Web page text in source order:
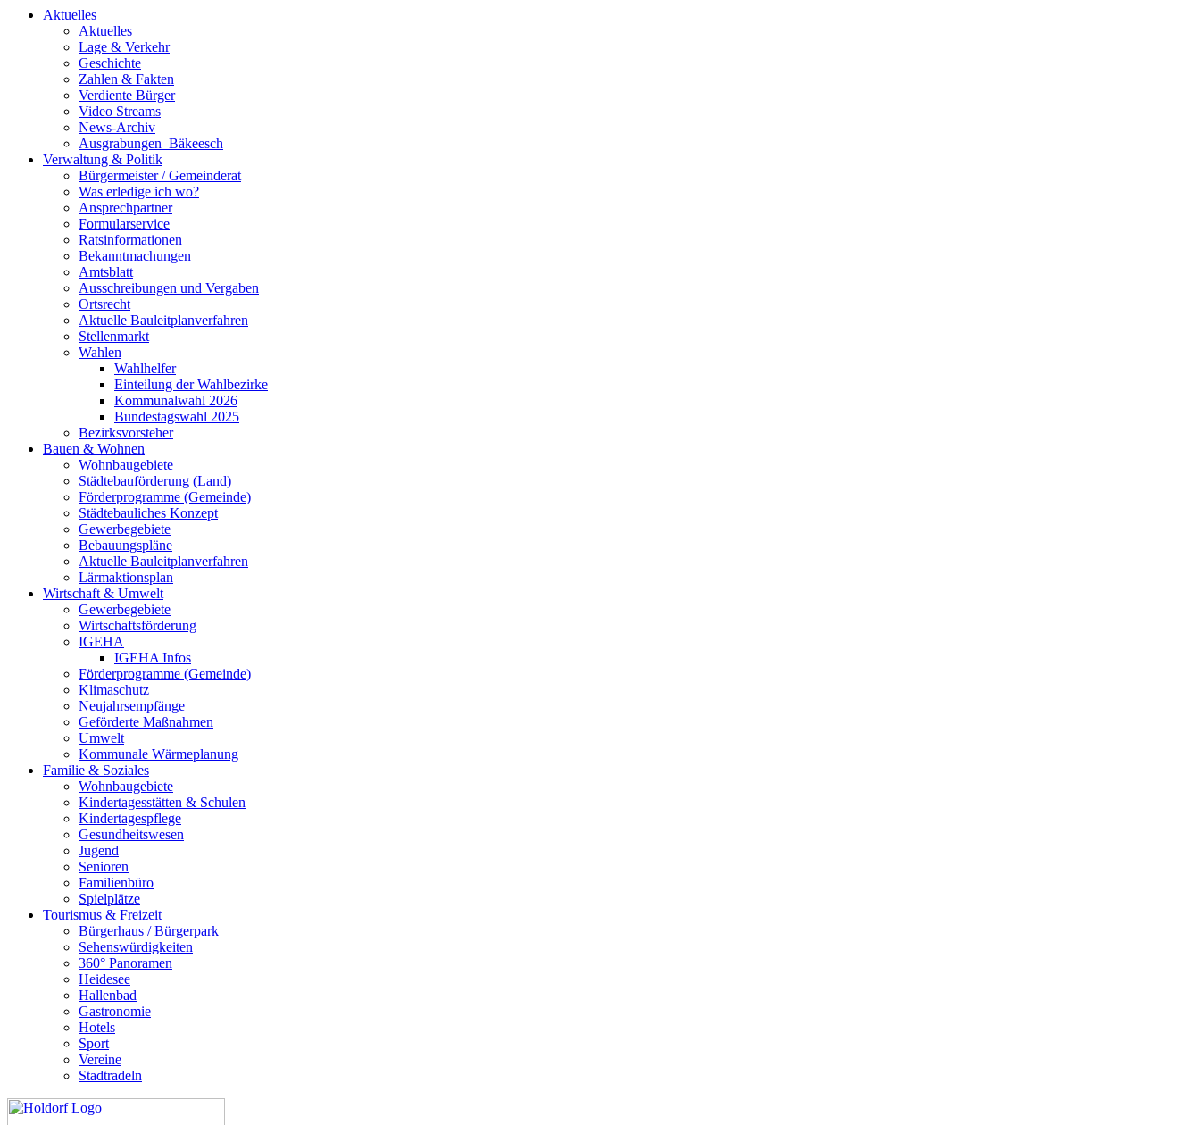
Aktuelles
Aktuelles
Lage & Verkehr
Geschichte
Zahlen & Fakten
Verdiente Bürger
Video Streams
News-Archiv
Ausgrabungen_Bäkeesch
Verwaltung & Politik
Bürgermeister / Gemeinderat
Was erledige ich wo?
Ansprechpartner
Formularservice
Ratsinformationen
Bekanntmachungen
Amtsblatt
Ausschreibungen und Vergaben
Ortsrecht
Aktuelle Bauleitplanverfahren
Stellenmarkt
Wahlen
Wahlhelfer
Einteilung der Wahlbezirke
Kommunalwahl 2026
Bundestagswahl 2025
Bezirksvorsteher
Bauen & Wohnen
Wohnbaugebiete
Städtebauförderung (Land)
Förderprogramme (Gemeinde)
Städtebauliches Konzept
Gewerbegebiete
Bebauungspläne
Aktuelle Bauleitplanverfahren
Lärmaktionsplan
Wirtschaft & Umwelt
Gewerbegebiete
Wirtschaftsförderung
IGEHA
IGEHA Infos
Förderprogramme (Gemeinde)
Klimaschutz
Neujahrsempfänge
Geförderte Maßnahmen
Umwelt
Kommunale Wärmeplanung
Familie & Soziales
Wohnbaugebiete
Kindertagesstätten & Schulen
Kindertagespflege
Gesundheitswesen
Jugend
Senioren
Familienbüro
Spielplätze
Tourismus & Freizeit
Bürgerhaus / Bürgerpark
Sehenswürdigkeiten
360° Panoramen
Heidesee
Hallenbad
Gastronomie
Hotels
Sport
Vereine
Stadtradeln